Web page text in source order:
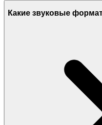
Какие звуковые